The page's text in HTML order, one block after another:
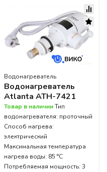
Водонагреватель
Водонагреватель
Atlanta ATH-7421
Товар в наличииТип
водонагревателя: проточный
Способ нагрева:
электрический
Максимальная температура
нагрева воды: 85 °С
Потребляемая мощность: 3